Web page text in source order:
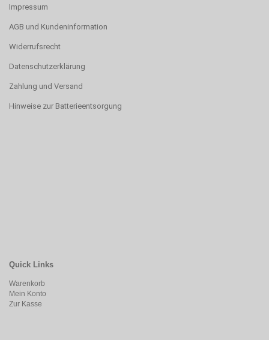
Impressum
AGB und Kundeninformation
Widerrufsrecht
Datenschutzerklärung
Zahlung und Versand
Hinweise zur Batterieentsorgung
Quick Links
Warenkorb
Mein Konto
Zur Kasse